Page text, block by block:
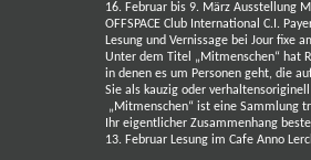
16. Februar bis 9. März Ausstellung
OFFSPACE Club International C.I.
Lesung und Vernissage bei Jour fixe
Unter dem Titel „Mitmenschen“ hat
in denen es um Personen geht, die
Sie als kauzig oder
„Mitmenschen“ ist eine Sammlung
Ihr eigentlicher Zusammenhang
13. Februar Lesung im Cafe Anno